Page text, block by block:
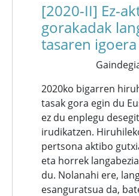
[2020-II] Ez-
gorakadak
tasaren
2020ko bigarren
tasak gora egin du
ez du enplegu
irudikatzen.
pertsona aktibo
eta horrek
du. Nolanahi ere,
esanguratsua da,